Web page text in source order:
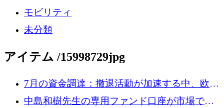
モビリティ
未分類
アイテム /15998729jpg
7月の資金調達：撤退活動が加速する中、欧州
の新興企業が86億ユーロを確保
中島和樹先生の専用ファンド口座が市場で高